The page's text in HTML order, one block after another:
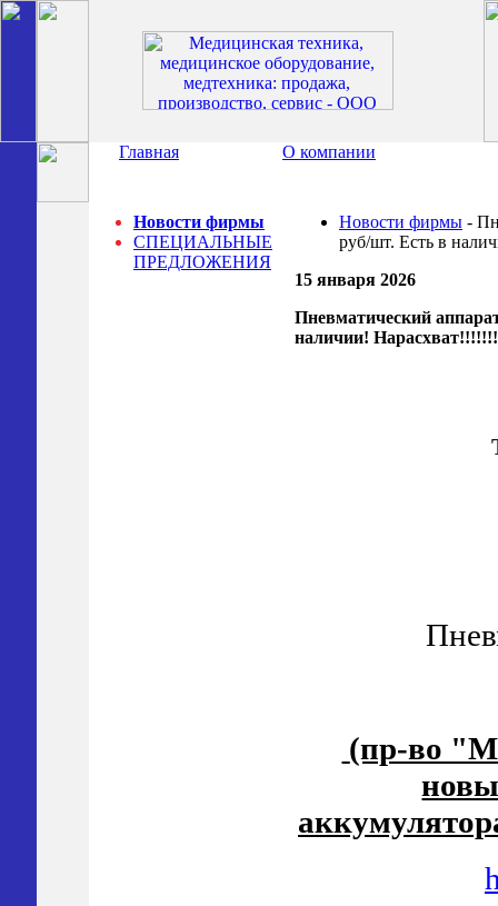
Главная О компании
Новости фирмы
СПЕЦИАЛЬНЫЕ
ПРЕДЛОЖЕНИЯ
Новости фирмы -
руб/шт. Есть в
15 января 2026
Пневматический
наличии!
(пр-во